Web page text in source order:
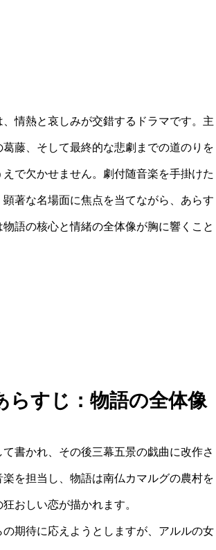
情熱と哀しみが交錯するドラマです。主
藤、そして最終的な悲劇までの道のりを
で欠かせません。劇付随音楽を手掛けた
著な名場面に焦点を当てながら、あらす
語の核心と情緒の全体像が胸に響くこと
らすじ：物語の全体像
書かれ、その後三幕五景の戯曲に改作さ
を担当し、物語は南仏カマルグの農村を
おしい恋が描かれます。
期待に応えようとしますが、アルルの女